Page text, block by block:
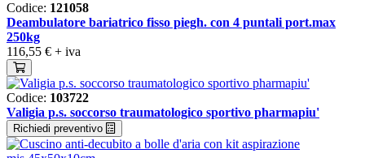
Codice: 121058
Deambulatore bariatrico fisso piegh. con 4 puntali port.max
250kg
116,55 € + iva
Codice: 103722
Valigia p.s. soccorso traumatologico sportivo pharmapiu'
Richiedi preventivo